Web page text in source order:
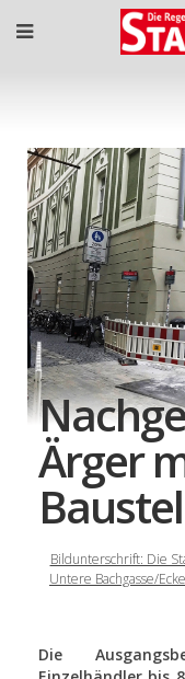
Ärger
Bildunterschrift: Die
Untere Bachgasse/
Die